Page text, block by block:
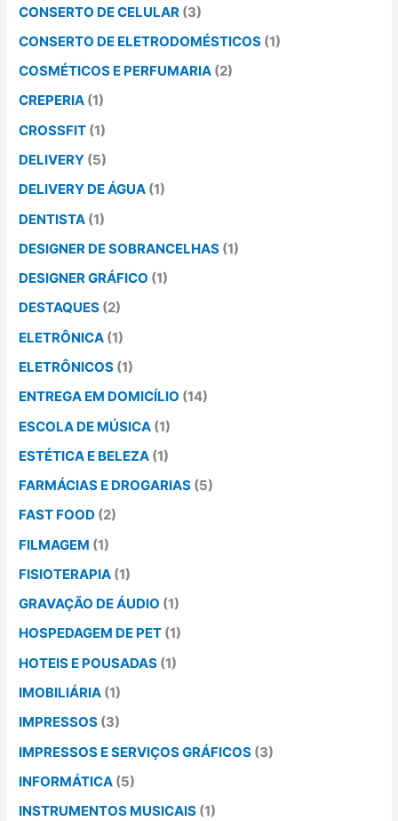
CONSERTO DE CELULAR (3)
CONSERTO DE ELETRODOMÉSTICOS (1)
COSMÉTICOS E PERFUMARIA (2)
CREPERIA (1)
CROSSFIT (1)
DELIVERY (5)
DELIVERY DE ÁGUA (1)
DENTISTA (1)
DESIGNER DE SOBRANCELHAS (1)
DESIGNER GRÁFICO (1)
DESTAQUES (2)
ELETRÔNICA (1)
ELETRÔNICOS (1)
ENTREGA EM DOMICÍLIO (14)
ESCOLA DE MÚSICA (1)
ESTÉTICA E BELEZA (1)
FARMÁCIAS E DROGARIAS (5)
FAST FOOD (2)
FILMAGEM (1)
FISIOTERAPIA (1)
GRAVAÇÃO DE ÁUDIO (1)
HOSPEDAGEM DE PET (1)
HOTEIS E POUSADAS (1)
IMOBILIÁRIA (1)
IMPRESSOS (3)
IMPRESSOS E SERVIÇOS GRÁFICOS (3)
INFORMÁTICA (5)
INSTRUMENTOS MUSICAIS (1)